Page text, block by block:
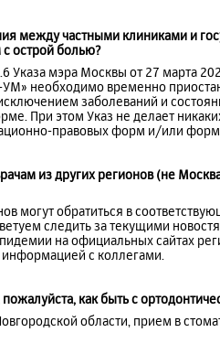
между частными клиниками и
острой болью?
Указа мэра Москвы от 27 марта
необходимо временно
заболеваний и
При этом Указ не делает
правовых форм и/или форм
из других регионов (не
могут обратиться в
следить за текущими
на официальных сайтах
с коллегами.
как быть с
области, прием в